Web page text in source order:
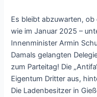
Es bleibt abzuwarten,
wie im Januar 2025 –
Innenminister Armin
Damals gelangten
zum Parteitag! Die
Eigentum Dritter aus,
Die Ladenbesitzer in